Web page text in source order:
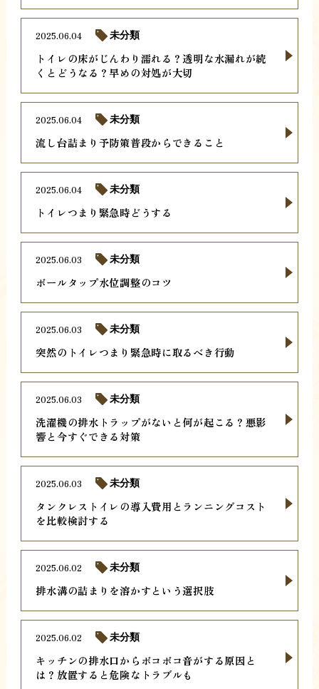
トイレの床がじんわり濡れる？透明な水漏れが続
くとどうなる？早めの対処が大切
2025.06.04 未分類
流し台詰まり予防策普段からできること
2025.06.04 未分類
トイレつまり緊急時どうする
2025.06.04 未分類
ボールタップ水位調整のコツ
2025.06.03 未分類
突然のトイレつまり緊急時に取るべき行動
2025.06.03 未分類
洗濯機の排水トラップがないと何が起こる？悪影
響と今すぐできる対策
2025.06.03 未分類
タンクレストイレの導入費用とランニングコスト
を比較検討する
2025.06.03 未分類
排水溝の詰まりを溶かすという選択肢
2025.06.02 未分類
キッチンの排水口からボコボコ音がする原因と
は？放置すると危険なトラブルも
2025.06.02 未分類